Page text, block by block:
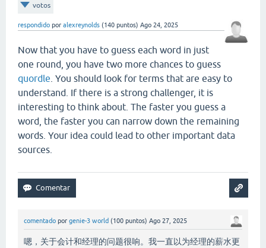
votos
respondido por alexreynolds (140 puntos) Ago 24, 2025
Now that you have to guess each word in just
one round, you have two more chances to guess
quordle . You should look for terms that are easy to
understand. If there is a strong challenger, it is
interesting to think about. The faster you guess a
word, the faster you can narrow down the remaining
words. Your idea could lead to other important data
sources.
comentado por genie-3 world (100 puntos) Ago 27, 2025
嗯，关于会计和经理的问题很响。我一直以为经理的薪水更